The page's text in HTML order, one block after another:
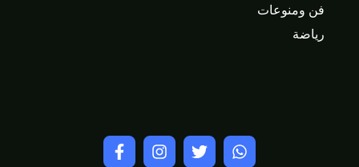
فن ومنوعات
رياضة